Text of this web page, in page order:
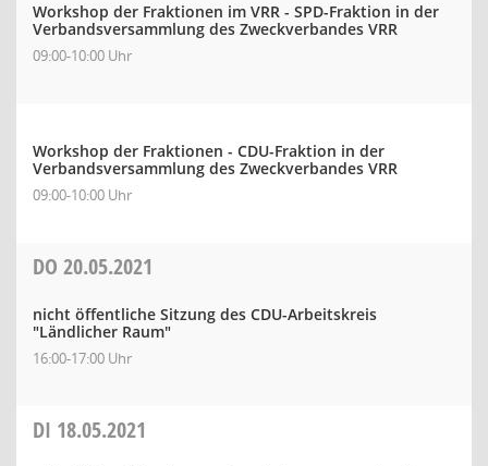
Workshop der Fraktionen im VRR - SPD-Fraktion in der
Verbandsversammlung des Zweckverbandes VRR
09:00-10:00 Uhr
Workshop der Fraktionen - CDU-Fraktion in der
Verbandsversammlung des Zweckverbandes VRR
09:00-10:00 Uhr
DO 20.05.2021
nicht öffentliche Sitzung des CDU-Arbeitskreis
"Ländlicher Raum"
16:00-17:00 Uhr
DI 18.05.2021